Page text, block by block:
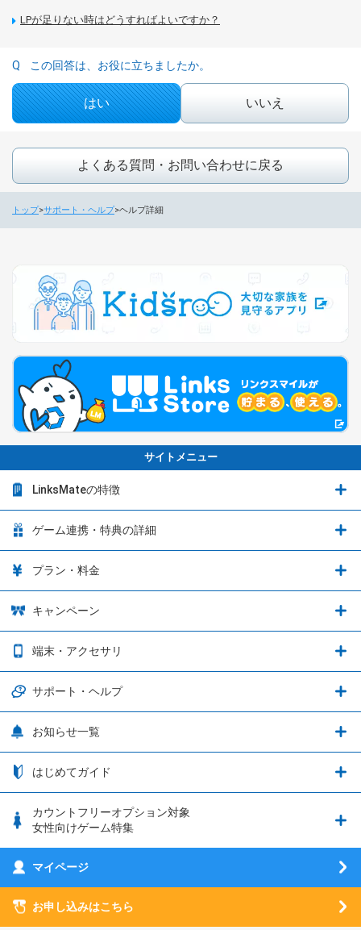
LPが足りない時はどうすればよいですか？
この回答は、お役に立ちましたか。
はい いいえ
よくある質問・お問い合わせに戻る
トップ サポート・ヘルプ ヘルプ詳細
サイトメニュー
LinksMateの特徴
LinksMateの特徴
音声通話料金がもっとオトクに
データ通信容量繰り越し
通信エリアと通信速度状況
つながる端末保証
フィルタリングアプリ
5G回線オプションについて
LINE年齢認証について
ゲーム連携・特典の詳細
ゲーム連携・特典の詳細
ブレイブソード×ブレイズソウル
ウマ娘 プリティーダービー
プリンセスコネクト！Re:Dive
釣り★スタ
ウマスクについて
プラン・料金
プラン・料金
3種類のSIMタイプ
日割り計算
キャンペーン
お得なキャンペーン実施中！
OPPO端末購入キャンペーン第5弾
端末・アクセサリ
端末・アクセサリ
iPhone利用について
動作確認済み端末一覧
サポート・ヘルプ
サポート・ヘルプ
nanoSIM･microSIM･通常SIMの初期設定方法
eSIMの初期設定方法
MVNOのギモンを解消！
お知らせ一覧
お知らせ一覧
はじめてガイド
はじめてガイド
SIMサービスについて
SIMロック解除ガイド
カウントフリーオプション対象
女性向けゲーム特集
刀剣乱舞-ONLINE- Pocket
マイページ
お申し込みはこちら